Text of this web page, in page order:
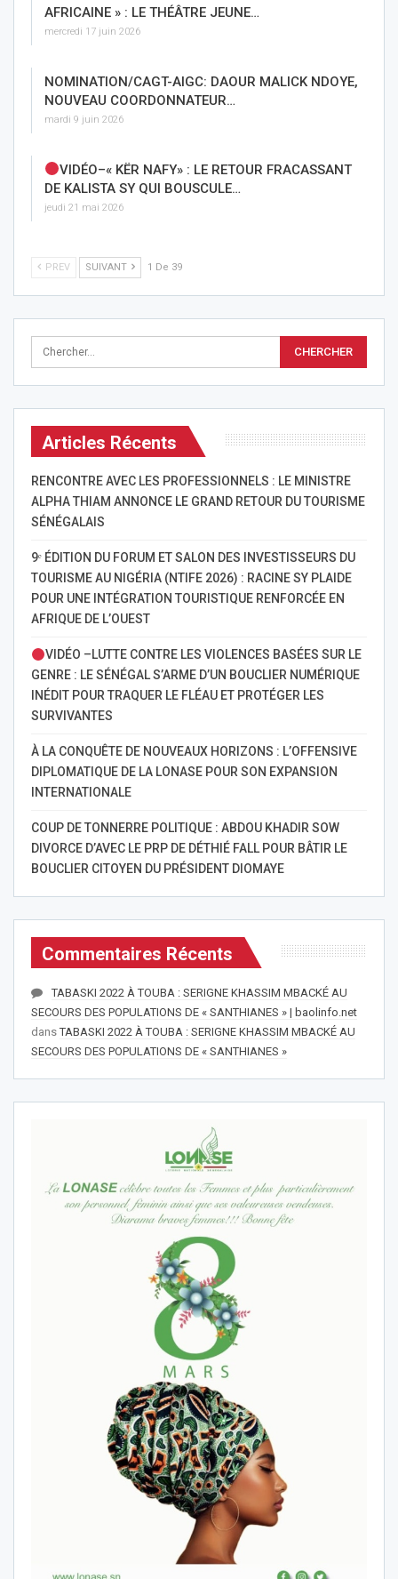
AFRICAINE » : LE THÉÂTRE JEUNE…
mercredi 17 juin 2026
NOMINATION/CAGT-AIGC: DAOUR MALICK NDOYE,
NOUVEAU COORDONNATEUR…
mardi 9 juin 2026
VIDÉO–« KËR NAFY» : LE RETOUR FRACASSANT
DE KALISTA SY QUI BOUSCULE…
jeudi 21 mai 2026
PREV SUIVANT 1 De 39
Articles Récents
RENCONTRE AVEC LES PROFESSIONNELS : LE MINISTRE
ALPHA THIAM ANNONCE LE GRAND RETOUR DU TOURISME
SÉNÉGALAIS
9ᵉ ÉDITION DU FORUM ET SALON DES INVESTISSEURS DU
TOURISME AU NIGÉRIA (NTIFE 2026) : RACINE SY PLAIDE
POUR UNE INTÉGRATION TOURISTIQUE RENFORCÉE EN
AFRIQUE DE L’OUEST
VIDÉO –LUTTE CONTRE LES VIOLENCES BASÉES SUR LE
GENRE : LE SÉNÉGAL S’ARME D’UN BOUCLIER NUMÉRIQUE
INÉDIT POUR TRAQUER LE FLÉAU ET PROTÉGER LES
SURVIVANTES
À LA CONQUÊTE DE NOUVEAUX HORIZONS : L’OFFENSIVE
DIPLOMATIQUE DE LA LONASE POUR SON EXPANSION
INTERNATIONALE
COUP DE TONNERRE POLITIQUE : ABDOU KHADIR SOW
DIVORCE D’AVEC LE PRP DE DÉTHIÉ FALL POUR BÂTIR LE
BOUCLIER CITOYEN DU PRÉSIDENT DIOMAYE
Commentaires Récents
TABASKI 2022 À TOUBA : SERIGNE KHASSIM MBACKÉ AU
SECOURS DES POPULATIONS DE « SANTHIANES » | baolinfo.net
dansTABASKI 2022 À TOUBA : SERIGNE KHASSIM MBACKÉ AU
SECOURS DES POPULATIONS DE « SANTHIANES »